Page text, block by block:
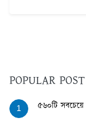
POPULAR POST
1 ৫৬০টি সবচেয়ে